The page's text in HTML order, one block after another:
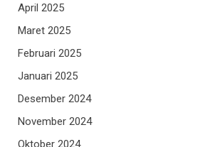
April 2025
Maret 2025
Februari 2025
Januari 2025
Desember 2024
November 2024
Oktober 2024